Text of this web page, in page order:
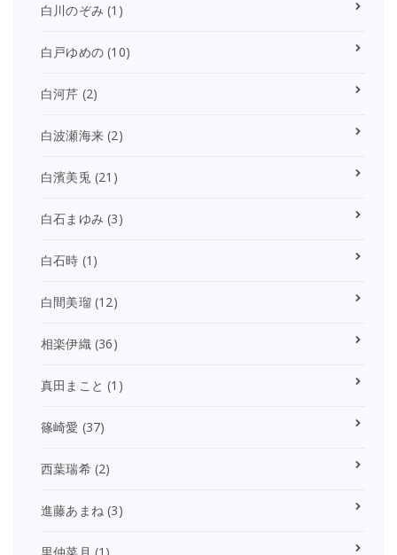
白川のぞみ (1)
白戸ゆめの (10)
白河芹 (2)
白波瀬海来 (2)
白濱美兎(21)
白石まゆみ (3)
白石時 (1)
白間美瑠(12)
相楽伊織(36)
真田まこと (1)
篠崎愛 (37)
西葉瑞希(2)
進藤あまね (3)